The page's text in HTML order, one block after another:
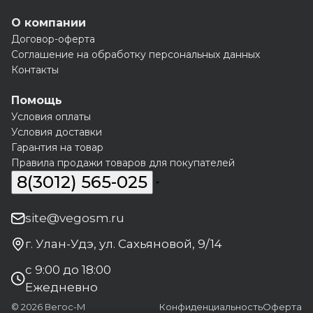
О компании
Договор-оферта
Соглашение на обработку персональных данных
Контакты
Помощь
Условия оплаты
Условия доставки
Гарантия на товар
Правила продажи товаров для покупателей
8(3012) 565-025
site@vegosm.ru
г. Улан-Удэ, ул. Сахьяновой, 9/14
с 9:00 до 18:00
Ежедневно
© 2026 Вегос-М КонфиденциальностьОферта